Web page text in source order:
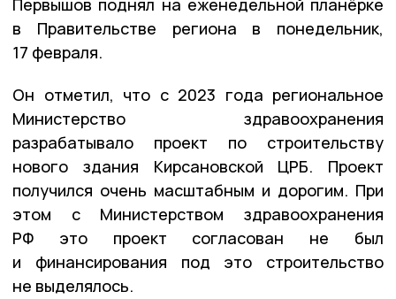
Первышов поднял на еженедельной планёрке
в Правительстве региона в понедельник,
17 февраля.
Он отметил, что с 2023 года региональное
Министерство здравоохранения
разрабатывало проект по строительству
нового здания Кирсановской ЦРБ. Проект
получился очень масштабным и дорогим. При
этом с Министерством здравоохранения
РФ это проект согласован не был
и финансирования под это строительство
не выделялось.